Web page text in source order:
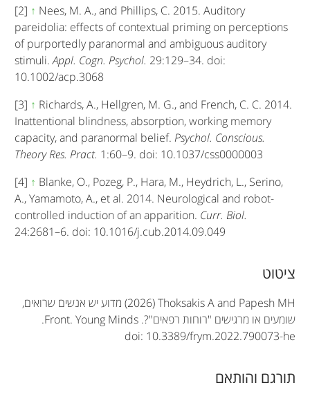
[2] ↑ Nees, M. A., and Phillips, C. 2015. Auditory
pareidolia: effects of contextual priming on perceptions
of purportedly paranormal and ambiguous auditory
stimuli.Appl. Cogn. Psychol. 29:129–34. doi:
10.1002/acp.3068
[3] ↑ Richards, A., Hellgren, M. G., and French, C. C. 2014.
Inattentional blindness, absorption, working memory
capacity, and paranormal belief.Psychol. Conscious.
Theory Res. Pract. 1:60–9. doi: 10.1037/css0000003
[4] ↑ Blanke, O., Pozeg, P., Hara, M., Heydrich, L., Serino,
A., Yamamoto, A., et al. 2014. Neurological and robot-
controlled induction of an apparition.Curr. Biol.
24:2681–6. doi: 10.1016/j.cub.2014.09.049
A
r
t
i
c
ציטוט
(2026) Thoksakis A and Papesh MHמדוע יש אנשים שרואים,
שומעים או מרגישים "רוחות רפאים"?. Front. Young Minds
.
doi: 10.3389/frym.2022.790073-he
תורגם והותאם